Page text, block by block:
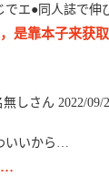
でエ●同人誌で伸
是靠本子来获
しさん 2022/09/
いいから…
…